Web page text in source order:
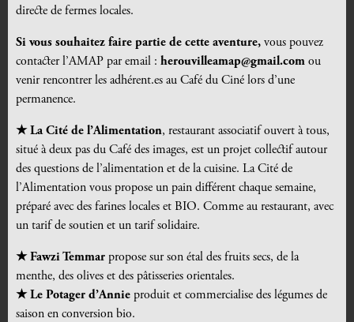
directe de fermes locales.
Si vous souhaitez faire partie de cette aventure, vous pouvez
contacter l’AMAP par email : herouvilleamap@gmail.com ou
venir rencontrer les adhérent.es au Café du Ciné lors d’une
permanence.
★ La Cité de l’Alimentation, restaurant associatif ouvert à tous,
situé à deux pas du Café des images, est un projet collectif autour
des questions de l’alimentation et de la cuisine. La Cité de
l’Alimentation vous propose un pain différent chaque semaine,
préparé avec des farines locales et BIO. Comme au restaurant, avec
un tarif de soutien et un tarif solidaire.
★ Fawzi Temmar propose sur son étal des fruits secs, de la
menthe, des olives et des pâtisseries orientales.
★ Le Potager d’Annie produit et commercialise des légumes de
saison en conversion bio.